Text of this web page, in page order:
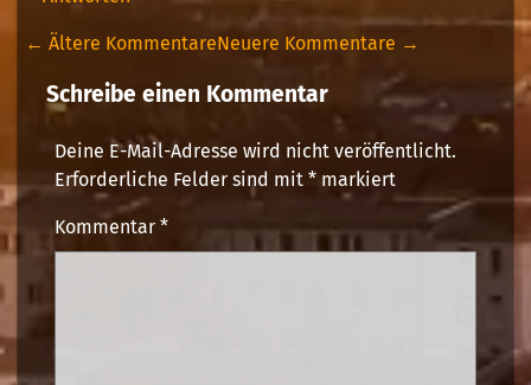
← Ältere KommentareNeuere Kommentare →
Schreibe einen Kommentar
Deine E-Mail-Adresse wird nicht veröffentlicht.
Erforderliche Felder sind mit *markiert
Kommentar *